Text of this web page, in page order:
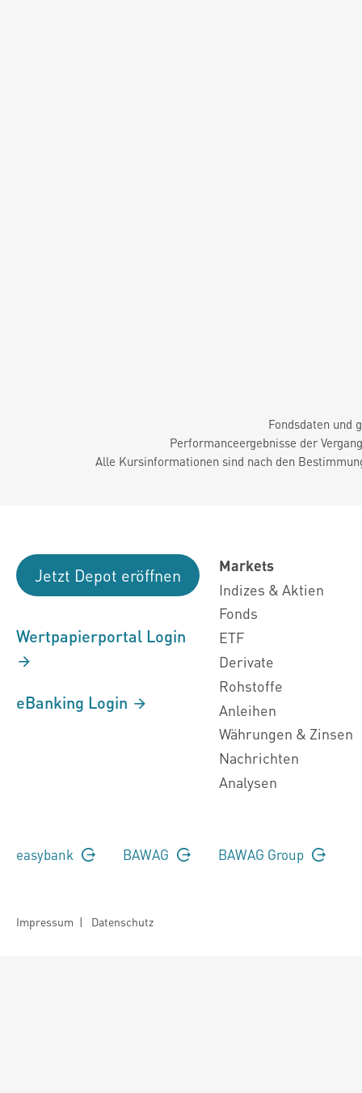
Fondsdaten und
Performanceergebnisse der
Alle Kursinformationen sind nach den
Jetzt Depot eröffnen
Wertpapierportal Login
eBanking Login
Markets
Indizes & Aktien
Fonds
ETF
Derivate
Rohstoffe
Anleihen
Währungen & Zinsen
Nachrichten
Analysen
easybank BAWAG BAWAG Group
Impressum | Datenschutz